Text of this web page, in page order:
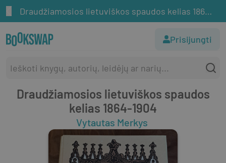
Draudžiamosios lietuviškos spaudos kelias 1864-1904
Prisijungti
Draudžiamosios lietuviškos spaudos
kelias 1864-1904
Vytautas Merkys